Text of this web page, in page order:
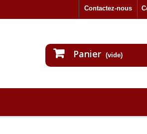
Contactez-nous
Panier (vide)